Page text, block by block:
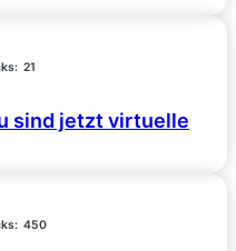
21
sind jetzt virtuelle
450